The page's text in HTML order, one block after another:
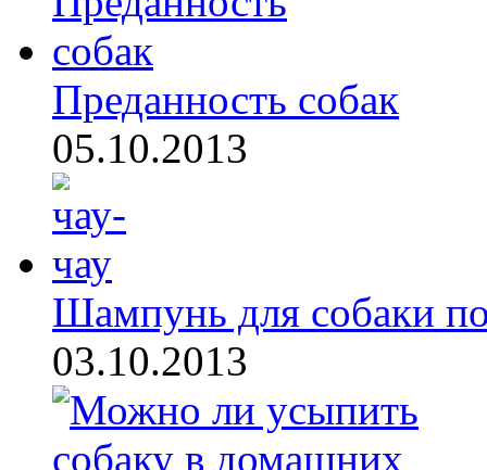
Преданность собак
05.10.2013
Шампунь для собаки
03.10.2013